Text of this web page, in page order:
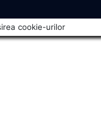
cookie-urilor